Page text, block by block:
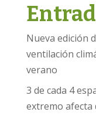
Nueva edición
ventilación
verano
3 de cada 4
extremo afecta